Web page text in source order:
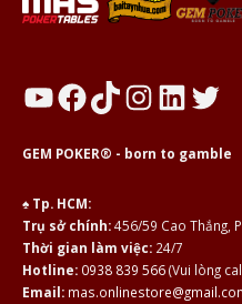
YouTubeFacebook
TikTokInstagramLinkedInTwitter
GEM POKER® - born to gamble
♠ Tp. HCM:
Trụ sở chính:456/59 Cao Thắng,
Thời gian làm việc: 24/7
Hotline: 0938 839 566(Vui lòng
Email: